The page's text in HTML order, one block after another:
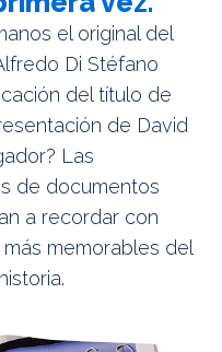
el original del
Di Stéfano
del título de
de David
Las
de documentos
a recordar con
memorables del